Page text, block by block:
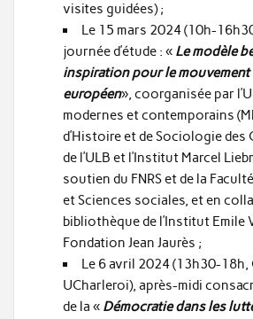
visites guidées) ;
Le 15 mars 2024 (10h-
journée d’étude : « Le modèle
inspiration pour le
européen», coorganisée par
modernes et contemporains
d’Histoire et de Sociologie des
de l’ULB et l’Institut Marcel
soutien du FNRS et de la
et Sciences sociales, et en
bibliothèque de l’Institut Emile
Fondation Jean Jaurès ;
Le 6 avril 2024 (13h30-18h,
UCharleroi), après-midi
de la « Démocratie dans les